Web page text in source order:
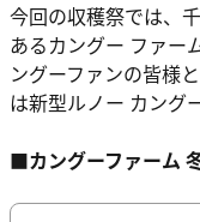
今回の収穫祭では、
あるカングー ファー
ングーファンの皆様
は新型ルノー カング
■カングーファーム